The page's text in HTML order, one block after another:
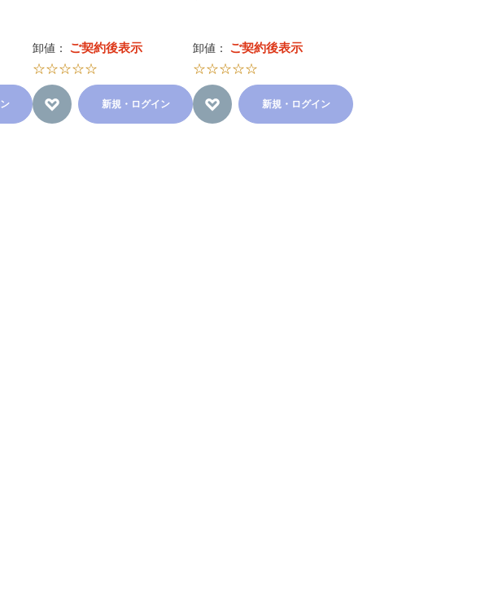
卸値： ご契約後表示
☆☆☆☆☆
新規・ログイン
卸値： ご契約後表示
☆☆☆☆☆
新規・ログイン